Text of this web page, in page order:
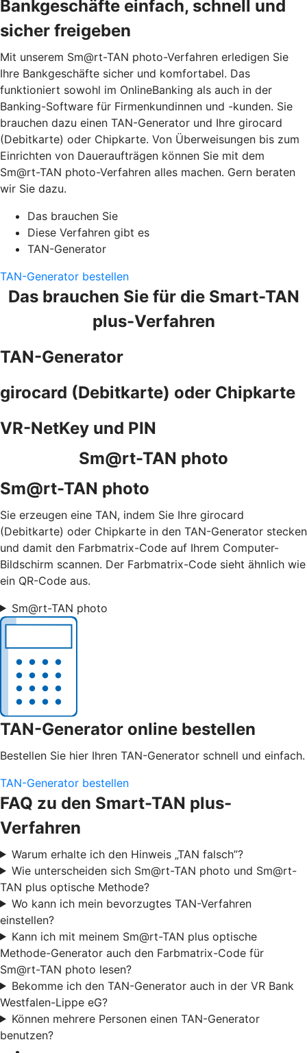
Bankgeschäfte einfach, schnell und
sicher freigeben
Mit unserem Sm@rt-TAN photo-Verfahren erledigen Sie
Ihre Bankgeschäfte sicher und komfortabel. Das
funktioniert sowohl im OnlineBanking als auch in der
Banking-Software für Firmenkundinnen und -kunden. Sie
brauchen dazu einen TAN-Generator und Ihre girocard
(Debitkarte) oder Chipkarte. Von Überweisungen bis zum
Einrichten von Daueraufträgen können Sie mit dem
Sm@rt-TAN photo-Verfahren alles machen. Gern beraten
wir Sie dazu.
Das brauchen Sie
Diese Verfahren gibt es
TAN-Generator
TAN-Generator bestellen
Das brauchen Sie für die Smart-TAN
plus-Verfahren
TAN-Generator
girocard (Debitkarte) oder Chipkarte
VR-NetKey und PIN
Sm@rt-TAN photo
Sm@rt-TAN photo
Sie erzeugen eine TAN, indem Sie Ihre girocard
(Debitkarte) oder Chipkarte in den TAN-Generator stecken
und damit den Farbmatrix-Code auf Ihrem Computer-
Bildschirm scannen. Der Farbmatrix-Code sieht ähnlich wie
ein QR-Code aus.
Sm@rt-TAN photo
TAN-Generator online bestellen
Bestellen Sie hier Ihren TAN-Generator schnell und einfach.
TAN-Generator bestellen
FAQ zu den Smart-TAN plus-
Verfahren
Warum erhalte ich den Hinweis „TAN falsch”?
Wie unterscheiden sich Sm@rt-TAN photo und Sm@rt-
TAN plus optische Methode?
Wo kann ich mein bevorzugtes TAN-Verfahren
einstellen?
Kann ich mit meinem Sm@rt-TAN plus optische
Methode-Generator auch den Farbmatrix-Code für
Sm@rt-TAN photo lesen?
Bekomme ich den TAN-Generator auch in der VR Bank
Westfalen-Lippe eG?
Können mehrere Personen einen TAN-Generator
benutzen?